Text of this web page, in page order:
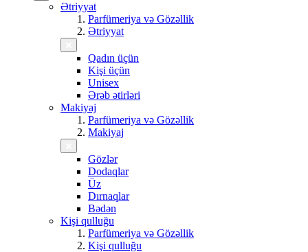
Ətriyyat
Parfümeriya və Gözəllik
Ətriyyat
Qadın üçün
Kişi üçün
Unisex
Ərəb ətirləri
Makiyaj
Parfümeriya və Gözəllik
Makiyaj
Gözlər
Dodaqlar
Üz
Dırnaqlar
Bədən
Kişi qulluğu
Parfümeriya və Gözəllik
Kişi qulluğu